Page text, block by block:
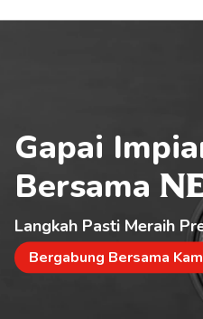
Gapai
Bersama
Langkah Pasti Meraih
Bergabung Bersama